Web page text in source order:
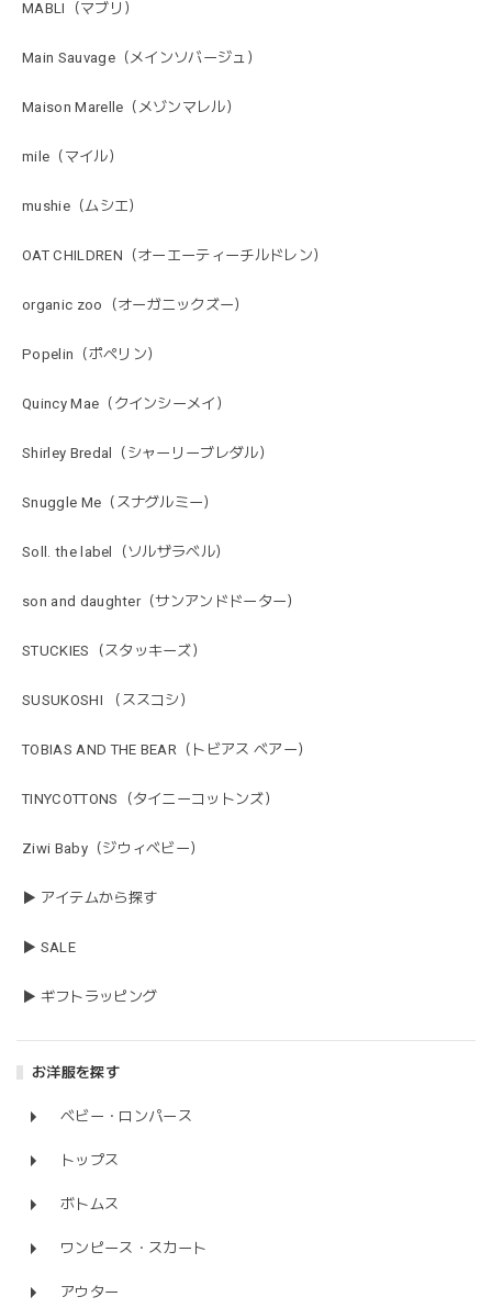
MABLI（マブリ）
Main Sauvage（メインソバージュ）
Maison Marelle（メゾンマレル）
mile（マイル）
mushie（ムシエ）
OAT CHILDREN（オーエーティーチルドレン）
organic zoo（オーガニックズー）
Popelin（ポペリン）
Quincy Mae（クインシーメイ）
Shirley Bredal（シャーリーブレダル）
Snuggle Me（スナグルミー）
Soll. the label（ソルザラベル）
son and daughter（サンアンドドーター）
STUCKIES（スタッキーズ）
SUSUKOSHI （ススコシ）
TOBIAS AND THE BEAR（トビアス ベアー）
TINYCOTTONS（タイニーコットンズ）
Ziwi Baby（ジウィベビー）
▶ アイテムから探す
▶ SALE
▶ ギフトラッピング
お洋服を探す
ベビー・ロンパース
トップス
ボトムス
ワンピース・スカート
アウター